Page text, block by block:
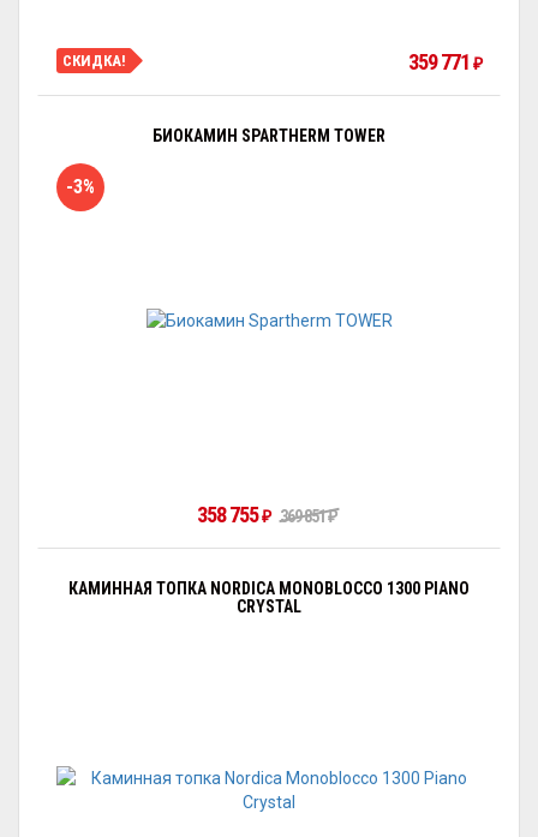
СКИДКА! 359 771 ₽
БИОКАМИН SPARTHERM TOWER
-3%
358 755₽ 369 851₽
КАМИННАЯ ТОПКА NORDICA MONOBLOCCO 1300 PIANO
CRYSTAL